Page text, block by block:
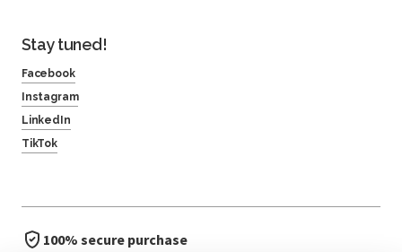
Stay tuned!
Facebook
Instagram
LinkedIn
TikTok
100% secure purchase